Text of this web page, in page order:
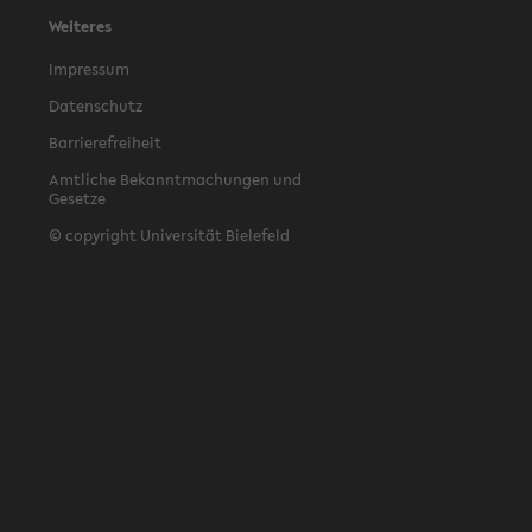
Weiteres
Impressum
Datenschutz
Barrierefreiheit
Amtliche Bekanntmachungen und
Gesetze
© copyright Universität Bielefeld